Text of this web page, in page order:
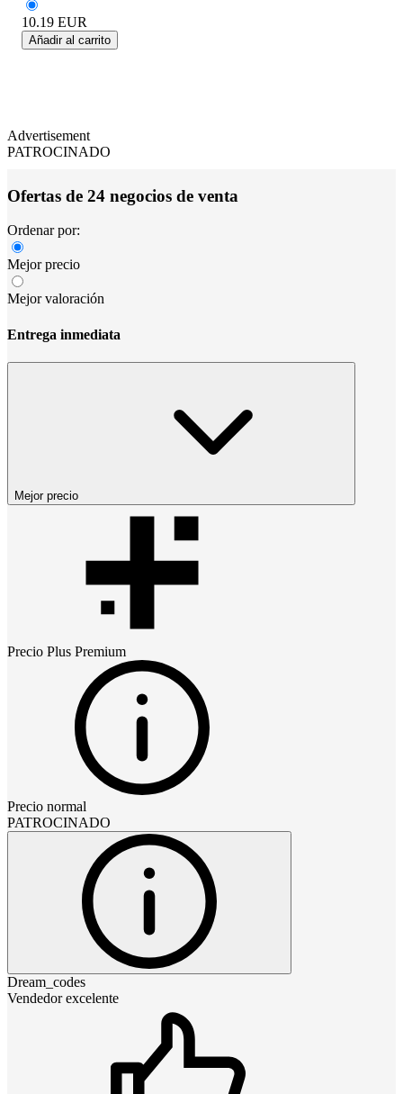
10.19 EUR
Añadir al carrito
Advertisement
PATROCINADO
Ofertas de 24 negocios de venta
Ordenar por:
Mejor precio
Mejor valoración
Entrega inmediata
Mejor precio
Precio Plus Premium
Precio normal
PATROCINADO
Dream_codes
Vendedor excelente